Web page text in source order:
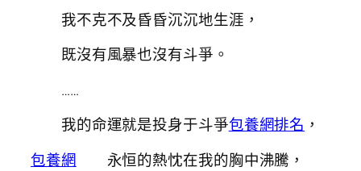
我不克不及昏昏沉沉地生涯，
既沒有風暴也沒有斗爭。
……
我的命運就是投身于斗爭包養網排名 ，
包養網 永恒的熱忱在我的胸中沸騰，